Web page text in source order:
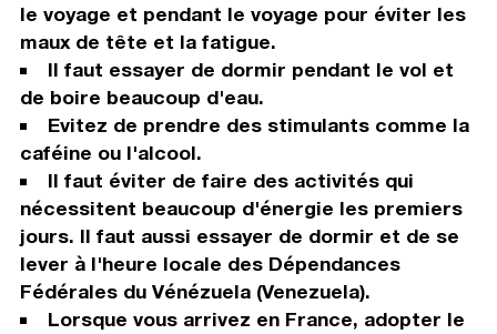
le voyage et pendant le voyage pour éviter les
maux de tête et la fatigue.
Il faut essayer de dormir pendant le vol et
de boire beaucoup d'eau.
Evitez de prendre des stimulants comme la
caféine ou l'alcool.
Il faut éviter de faire des activités qui
nécessitent beaucoup d'énergie les premiers
jours. Il faut aussi essayer de dormir et de se
lever à l'heure locale des Dépendances
Fédérales du Vénézuela (Venezuela).
Lorsque vous arrivez en France, adopter le